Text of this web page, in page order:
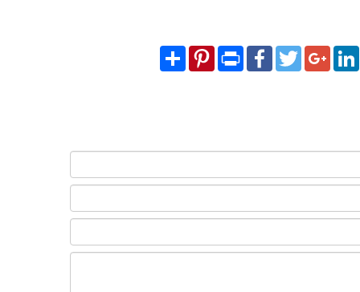
Share PinterestPrint FacebookTwitter